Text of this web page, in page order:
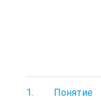
1. Понятие